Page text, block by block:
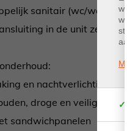
sanitair (wc/wastafel)
in de unit zelf
en nachtverlichting op
droge en veilige
sandwichpanelen